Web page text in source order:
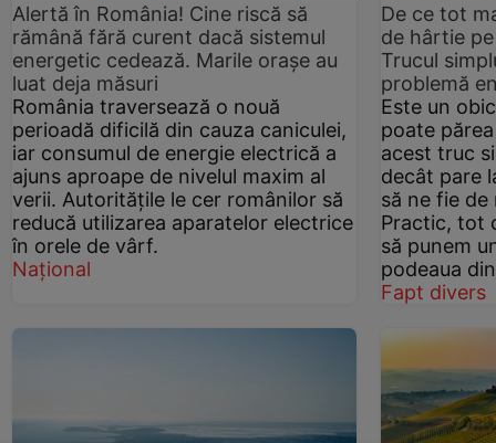
Alertă în România! Cine riscă să
rămână fără curent dacă sistemul
energetic cedează. Marile orașe au
luat deja măsuri
România traversează o nouă
perioadă dificilă din cauza caniculei,
iar consumul de energie electrică a
ajuns aproape de nivelul maxim al
verii. Autoritățile le cer românilor să
reducă utilizarea aparatelor electrice
în orele de vârf.
Național
De ce tot
de hârtie
Trucul
problemă
Este un
poate
acest truc
decât pare
să ne fie de
Practic, tot
să punem
podeaua
Fapt divers